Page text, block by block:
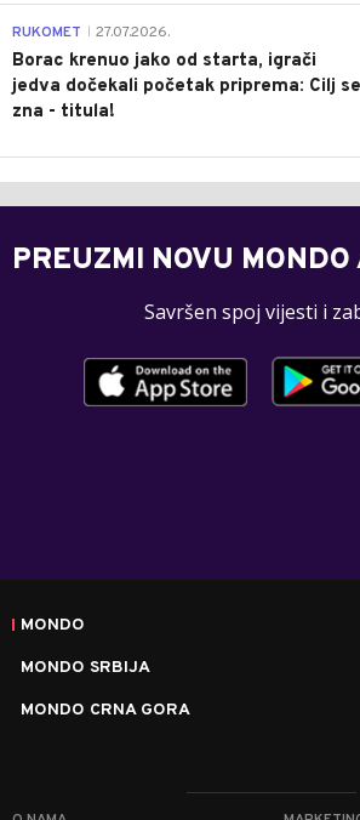
RUKOMET 27.07.2026.
Borac krenuo jako od starta, igrači
jedva dočekali početak priprema: Cilj se
zna - titula!
PREUZMI NOVU
Savršen spoj vijesti i
MONDO
MONDO SRBIJA
MONDO CRNA GORA